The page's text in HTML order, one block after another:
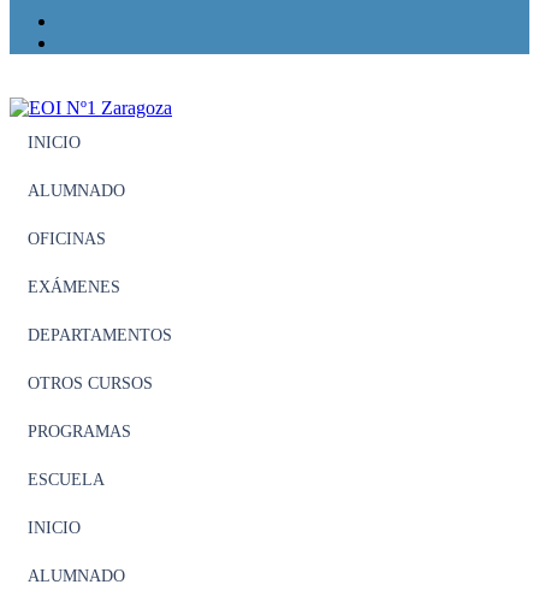
INICIO
ALUMNADO
OFICINAS
EXÁMENES
DEPARTAMENTOS
OTROS CURSOS
PROGRAMAS
ESCUELA
INICIO
ALUMNADO